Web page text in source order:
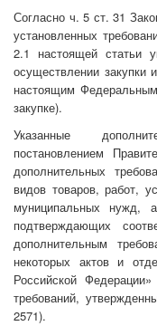
Согласно ч. 5 ст. 31
установленных
2.1 настоящей статьи
осуществлении закупки
настоящим
закупке).
Указанные
постановлением
дополнительных
видов товаров, работ,
муниципальных нужд,
подтверждающих
дополнительным
некоторых актов и
Российской
требований,
2571).